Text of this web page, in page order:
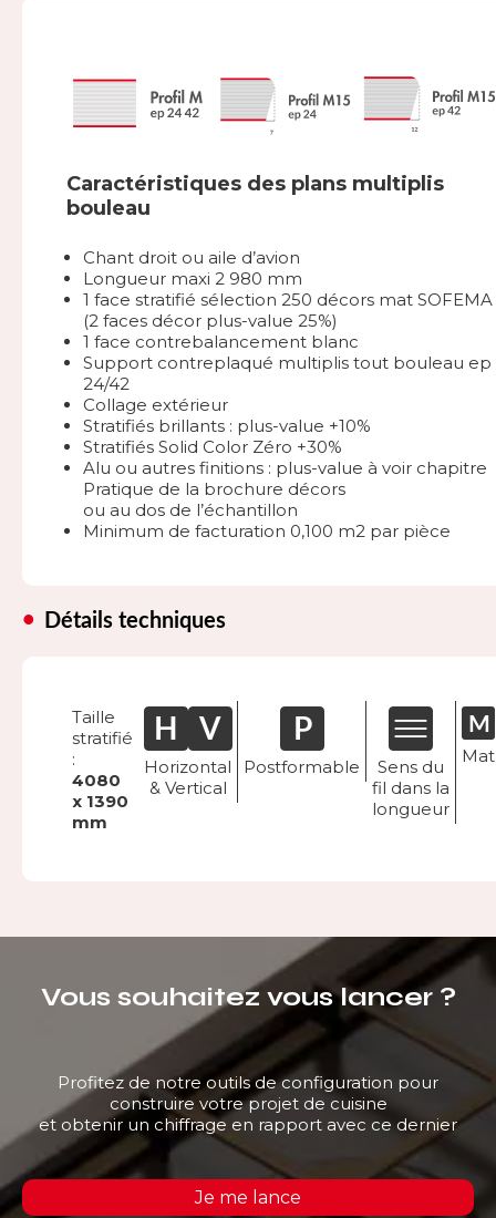
Caractéristiques des plans multiplis
bouleau
Chant droit ou aile d’avion
Longueur maxi 2 980 mm
1 face stratifié sélection 250 décors mat SOFEMA
(2 faces décor plus-value 25%)
1 face contrebalancement blanc
Support contreplaqué multiplis tout bouleau ep
24/42
Collage extérieur
Stratifiés brillants : plus-value +10%
Stratifiés Solid Color Zéro +30%
Alu ou autres finitions : plus-value à voir chapitre
Pratique de la brochure décors
ou au dos de l’échantillon
Minimum de facturation 0,100 m2 par pièce
Détails techniques
Taille
stratifié
:
4080
x 1390
mm
Horizontal
& Vertical
Postformable
Sens du
fil dans la
longueur
Mat
Vous souhaitez vous lancer ?
Profitez de notre outils de configuration pour
construire votre projet de cuisine
et obtenir un chiffrage en rapport avec ce dernier
Je me lance